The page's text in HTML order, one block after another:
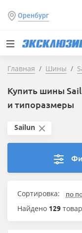
Оренбург
Главная Шины
Купить шины
и типоразмеры
Sailun
Сортировка: по
Найдено 129